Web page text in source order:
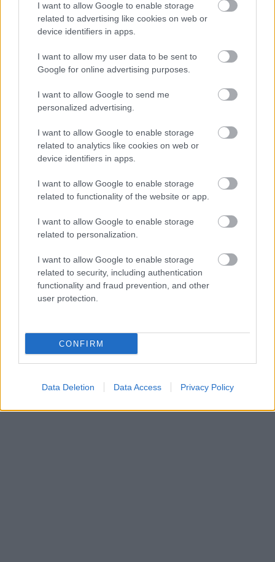
I want to allow Google to enable storage
related to advertising like cookies on web or
device identifiers in apps.
I want to allow my user data to be sent to
Google for online advertising purposes.
I want to allow Google to send me
personalized advertising.
I want to allow Google to enable storage
related to analytics like cookies on web or
device identifiers in apps.
I want to allow Google to enable storage
related to functionality of the website or app.
I want to allow Google to enable storage
related to personalization.
I want to allow Google to enable storage
related to security, including authentication
functionality and fraud prevention, and other
user protection.
CONFIRM
Data Deletion Data Access Privacy Policy
Μπασκόνια 9-8
Μπάγερν 8-9
Αρμάνι 7-10
Εφές 7-10
Ερυθρός Αστέρας 7-11
Ζάλγκιρις 6-12
Άλμπα 3-15
Βιλερμπάν 2-16
Η επίσημη βαθμολογία από την ιστοσελίδα της
Euroleague